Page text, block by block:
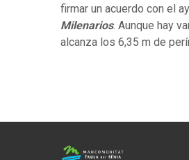
firmar un acuerdo con el
Milenarios. Aunque hay
alcanza los 6,35 m de